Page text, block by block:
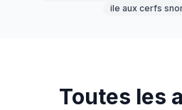
ile aux cerfs
Toutes les